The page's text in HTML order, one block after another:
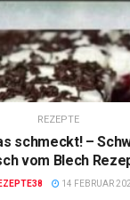
REZEPTE
schmeckt! –
vom Blech
14 FEBRUAR